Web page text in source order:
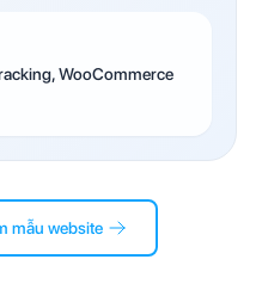
WooCommerce
mẫu website